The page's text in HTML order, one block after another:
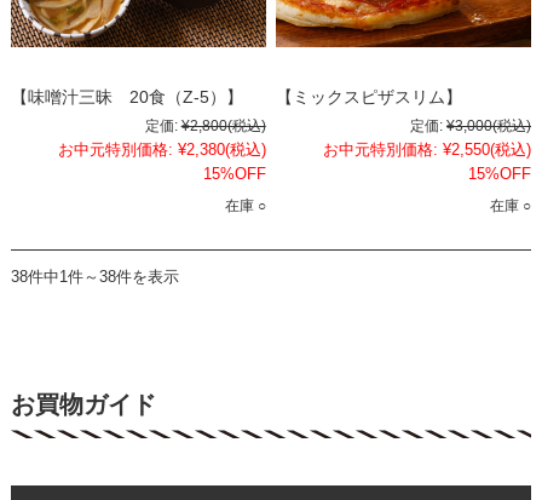
【味噌汁三昧 20食（Z-5）】
定価: ¥2,800(税込)
お中元特別価格: ¥2,380(税込)
15%OFF
在庫 ○
【ミックスピザスリム】
定価: ¥3,000(税込)
お中元特別価格: ¥2,550(税込)
15%OFF
在庫 ○
38件中1件～38件を表示
お買物ガイド